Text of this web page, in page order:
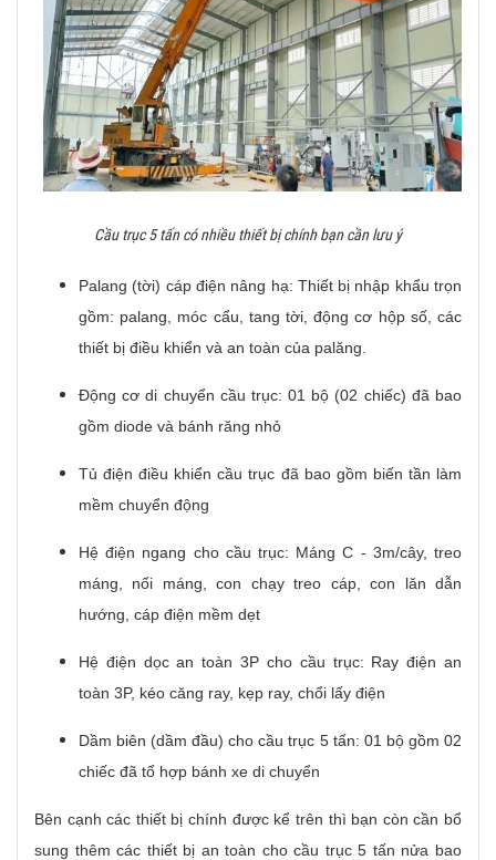
Cầu trục 5 tấn có nhiều thiết bị chính bạn cần lưu ý
Palang (tời) cáp điện nâng hạ: Thiết bị nhập khẩu trọn
gồm: palang, móc cẩu, tang tời, động cơ hộp số, các
thiết bị điều khiển và an toàn của palăng.
Động cơ di chuyển cầu trục: 01 bộ (02 chiếc) đã bao
gồm diode và bánh răng nhỏ
Tủ điện điều khiển cầu trục đã bao gồm biến tần làm
mềm chuyển động
Hệ điện ngang cho cầu trục: Máng C - 3m/cây, treo
máng, nối máng, con chạy treo cáp, con lăn dẫn
hướng, cáp điện mềm dẹt
Hệ điện dọc an toàn 3P cho cầu trục: Ray điện an
toàn 3P, kéo căng ray, kẹp ray, chổi lấy điện
Dầm biên (dầm đầu) cho cầu trục 5 tấn: 01 bộ gồm 02
chiếc đã tổ hợp bánh xe di chuyển
Bên cạnh các thiết bị chính được kể trên thì bạn còn cần bổ
sung thêm các thiết bị an toàn cho cầu trục 5 tấn nửa bao